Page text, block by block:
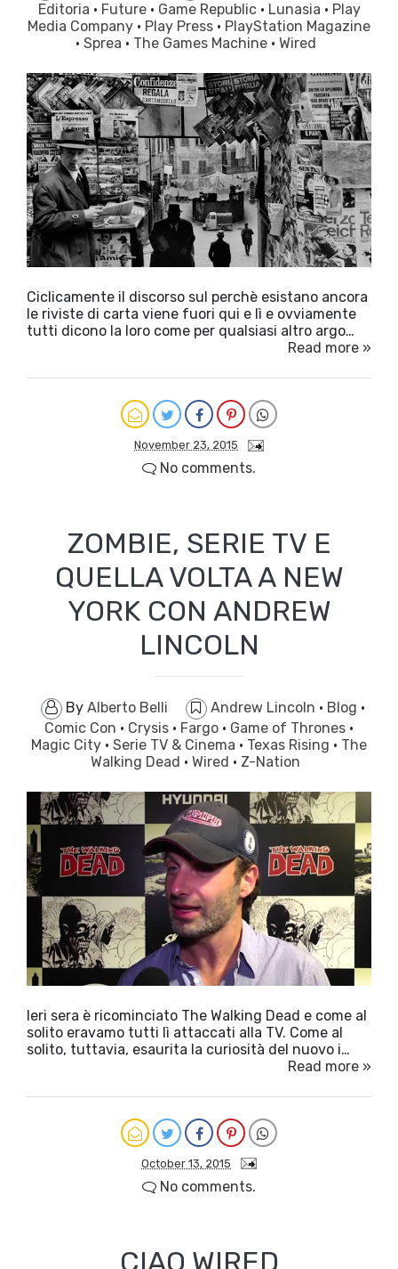
Editoria · Future · Game Republic · Lunasia · Play
Media Company · Play Press · PlayStation Magazine
· Sprea · The Games Machine · Wired
Ciclicamente il discorso sul perchè esistano ancora
le riviste di carta viene fuori qui e lì e ovviamente
tutti dicono la loro come per qualsiasi altro argo…
Read more »
November 23, 2015
No comments.
ZOMBIE, SERIE TV E
QUELLA VOLTA A NEW
YORK CON ANDREW
LINCOLN
By Alberto Belli Andrew Lincoln · Blog ·
Comic Con · Crysis · Fargo · Game of Thrones ·
Magic City · Serie TV & Cinema · Texas Rising · The
Walking Dead · Wired · Z-Nation
Ieri sera è ricominciato The Walking Dead e come al
solito eravamo tutti lì attaccati alla TV. Come al
solito, tuttavia, esaurita la curiosità del nuovo i…
Read more »
October 13, 2015
No comments.
CIAO WIRED